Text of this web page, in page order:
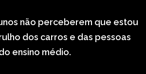
não perceberem que estou
dos carros e das pessoas
ensino médio.